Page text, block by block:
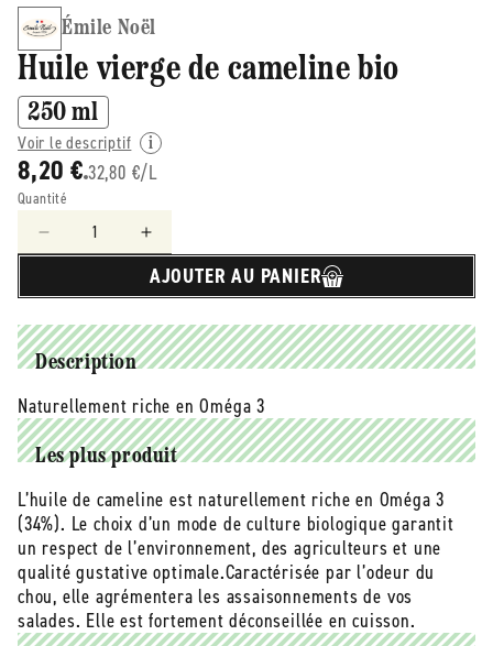
Émile Noël
Huile vierge de cameline bio
250 ml
Voir le descriptif
8,20 € 32,80 €/L
Quantité
Réduire
émile
Noël
-
Huile
vierge
cameline
bio
(origine
France)
-
250
ml
Augmenter
la
quantité
émile
Noël
-
Huile
vierge
cameline
bio
(origine
France)
-
250
ml
AJOUTER AU PANIER
Description
Naturellement riche en Oméga 3
Les plus produit
L’huile de cameline est naturellement riche en Oméga 3
(34%). Le choix d’un mode de culture biologique garantit
un respect de l’environnement, des agriculteurs et une
qualité gustative optimale.Caractérisée par l’odeur du
chou, elle agrémentera les assaisonnements de vos
salades. Elle est fortement déconseillée en cuisson.